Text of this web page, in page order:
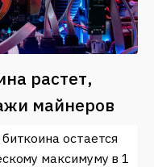
растет,
майнеров
остается
максимуму в 1